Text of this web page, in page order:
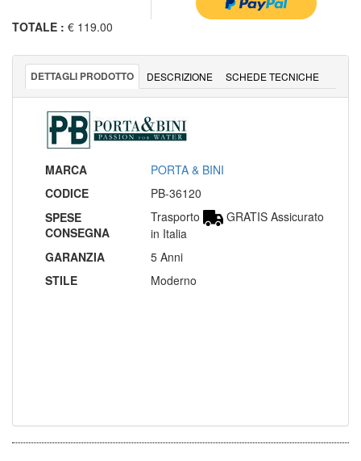
TOTALE : € 119.00
DETTAGLI PRODOTTO DESCRIZIONE SCHEDE TECNICHE
MARCA
PORTA & BINI
CODICE
PB-36120
SPESE
CONSEGNA
Trasporto
GRATIS Assicurato
in Italia
GARANZIA
5 Anni
STILE
Moderno